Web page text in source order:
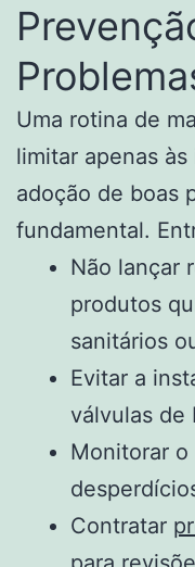
Uma rotina de
limitar apenas
adoção de boas
fundamental.
Não lançar
produtos
sanitários
Evitar a
válvulas de
Monitorar o
Contratar